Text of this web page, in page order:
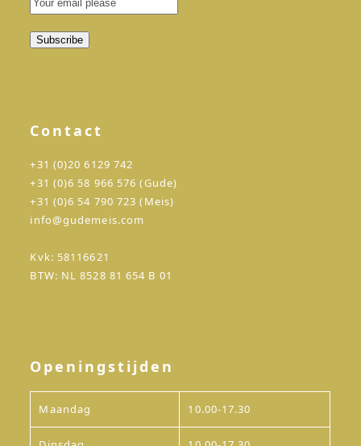
Contact
+31 (0)20 6129 742
+31 (0)6 58 966 576 (Gude)
+31 (0)6 54 790 723 (Meis)
info@gudemeis.com
Kvk: 58116621
BTW: NL 8528 81 654 B 01
Openingstijden
Maandag 10.00-17.30